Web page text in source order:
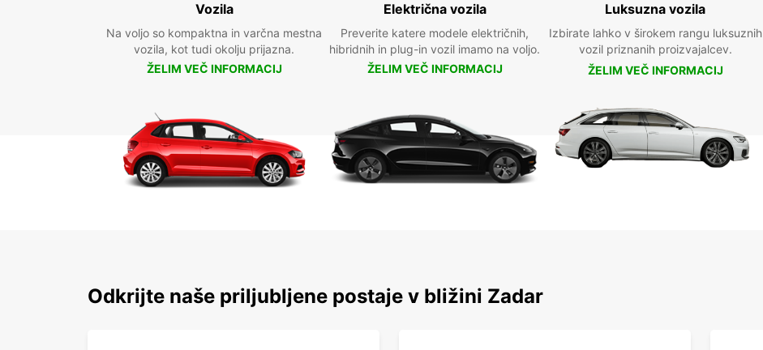
Vozila
Na voljo so kompaktna in varčna mestna
vozila, kot tudi okolju prijazna.
ŽELIM VEČ INFORMACIJ
Električna vozila
Preverite katere modele električnih,
hibridnih in plug-in vozil imamo na voljo.
ŽELIM VEČ INFORMACIJ
Luksuzna vozila
Izbirate lahko v širokem rangu luksuznih
vozil priznanih proizvajalcev.
ŽELIM VEČ INFORMACIJ
Odkrijte naše priljubljene postaje v bližini Zadar